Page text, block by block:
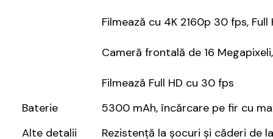
Filmează cu 4K 2160p 30 fps,
Cameră frontală de 16
Filmează Full HD cu 30 fps
Baterie
5300 mAh, încărcare pe fir cu
Alte detalii
Rezistență la șocuri și căderi de